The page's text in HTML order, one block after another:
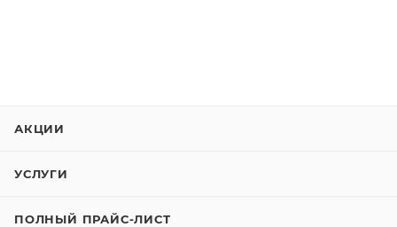
АКЦИИ
УСЛУГИ
ПОЛНЫЙ ПРАЙС-ЛИСТ